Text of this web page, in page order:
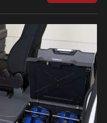
輸出達370匹，相信會保有
對於Mazda品牌的MX-5小
輛車的電動版本出現，現
款，這輛車設計上相當時
Rotary-EV身上的…